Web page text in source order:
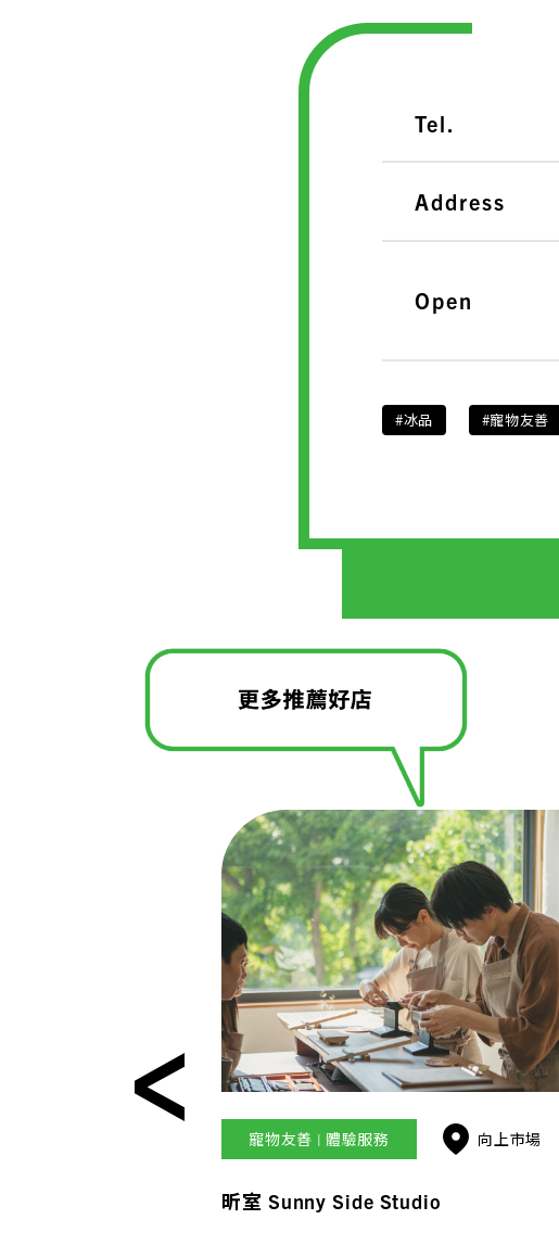
Tel.
Address
Open
#冰品 #寵物友善
寵物友善 | 體驗服務 向上市場
昕室 Sunny Side Studio